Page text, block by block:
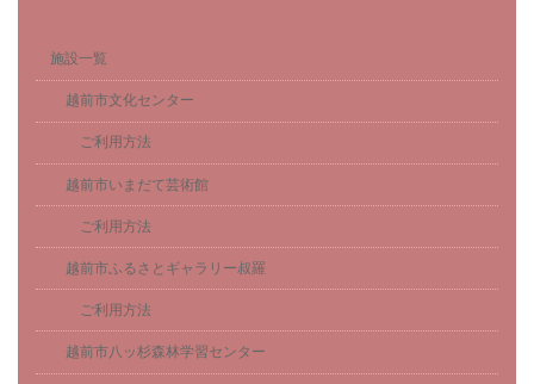
施設一覧
越前市文化センター
ご利用方法
越前市いまだて芸術館
ご利用方法
越前市ふるさとギャラリー叔羅
ご利用方法
越前市八ッ杉森林学習センター